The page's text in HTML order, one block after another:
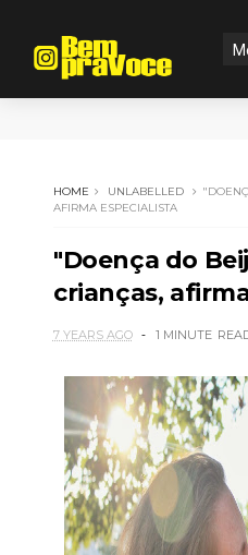
HOME UNLABELLED
AFIRMA ESPECIALISTA
"Doença do
crianças,
7 YEARS AGO 1 MINUTE